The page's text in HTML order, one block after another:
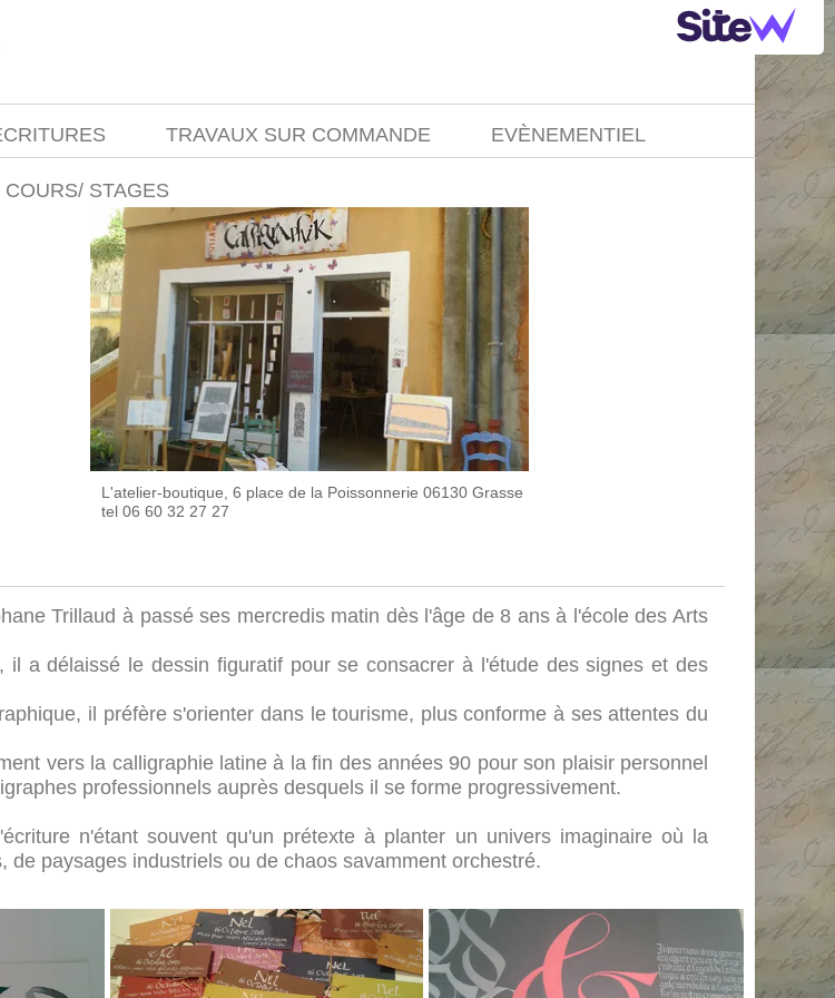
TRAVAUX SUR COMMANDE EVÈNEMENTIEL
COURS/ STAGES
L'atelier-boutique, 6 place de la Poissonnerie 06130 Grasse
tel 06 60 32 27 27
Trillaud à passé ses mercredis matin dès l'âge de 8 ans à l'école des Arts
a délaissé le dessin figuratif pour se consacrer à l'étude des signes et des
il préfère s'orienter dans le tourisme, plus conforme à ses attentes du
vers la calligraphie latine à la fin des années 90 pour son plaisir personnel
professionnels auprès desquels il se forme progressivement.
n'étant souvent qu'un prétexte à planter un univers imaginaire où la
paysages industriels ou de chaos savamment orchestré.